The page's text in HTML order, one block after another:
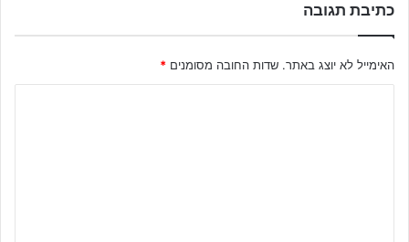
כתיבת תגובה
האימייל לא יוצג באתר. שדות החובה מסומנים *